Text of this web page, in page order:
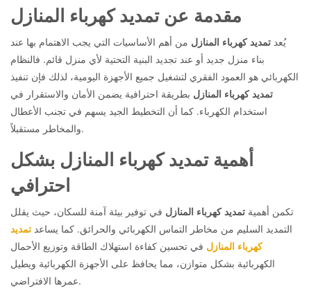
مقدمة عن تمديد كهرباء المنازل
يُعد تمديد كهرباء المنازل من أهم الأساسيات التي يجب الاهتمام بها عند
بناء منزل جديد أو عند تجديد البنية التحتية لأي منزل قائم. فالنظام
الكهربائي هو العمود الفقري لتشغيل جميع الأجهزة اليومية، لذلك فإن تنفيذ
تمديد كهرباء المنازل بطريقة احترافية يضمن الأمان والاستقرار في
استخدام الكهرباء. كما أن التخطيط الجيد يسهم في تجنب الأعطال
والمخاطر مستقبلاً.
أهمية تمديد كهرباء المنازل بشكل
احترافي
تكمن أهمية تمديد كهرباء المنازل في توفير بيئة آمنة للسكان، حيث يقلل
التمديد السليم من مخاطر التماس الكهربائي والحرائق. كما يساعد تمديد
كهرباء المنازل في تحسين كفاءة استهلاك الطاقة وتوزيع الأحمال
الكهربائية بشكل متوازن، مما يحافظ على الأجهزة الكهربائية ويطيل
عمرها الافتراضي.